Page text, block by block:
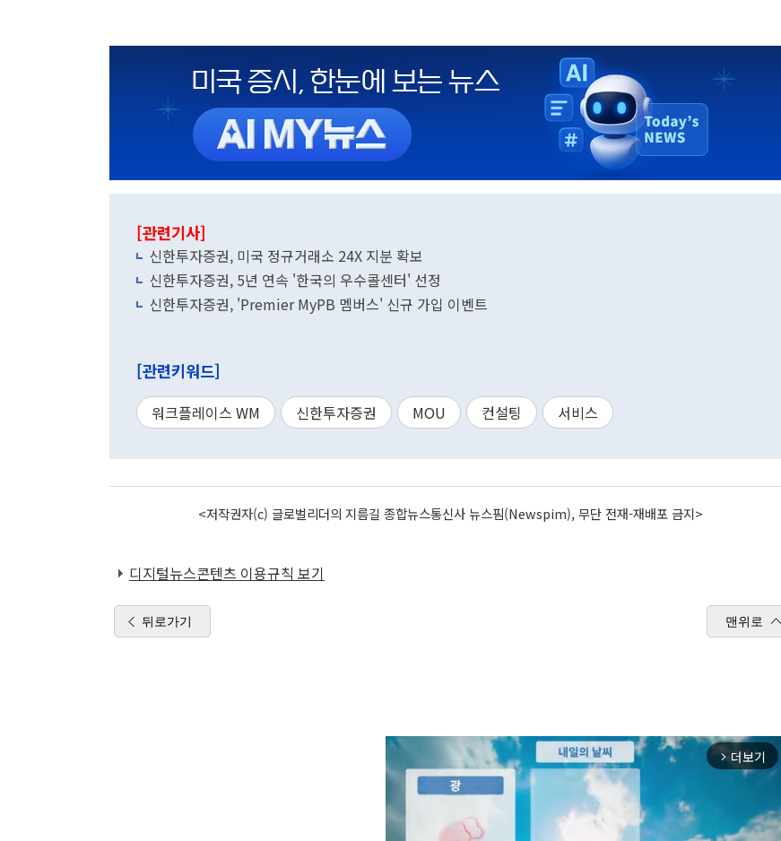
[관련기사]
신한투자증권, 미국 정규거래소 24X 지분 확보
신한투자증권, 5년 연속 '한국의 우수콜센터' 선정
신한투자증권, 'Premier MyPB 멤버스' 신규 가입 이벤트
[관련키워드]
워크플레이스 WM 신한투자증권 MOU 컨설팅 서비스
<저작권자(c) 글로벌리더의 지름길 종합뉴스통신사 뉴스핌(Newspim), 무단 전재-재배포 금지>
디지털뉴스콘텐츠 이용규칙 보기
뒤로가기 맨위로
arrow_forward_ios 더보기